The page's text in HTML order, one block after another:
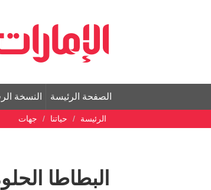
الصفحة الرئيسة النسخة
الرئيسة حياتنا جهات
البطاطا